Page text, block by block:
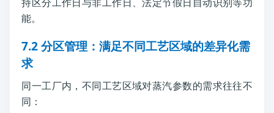
能。
7.2 分区管理：满足不同工艺区域的差异化需
求
同一工厂内，不同工艺区域对蒸汽参数的需求往往不
同：